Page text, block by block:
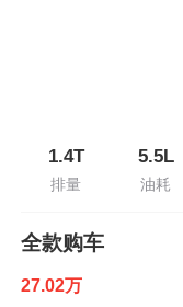
1.4T
排量
5.5L
油耗
全款购车
27.02万